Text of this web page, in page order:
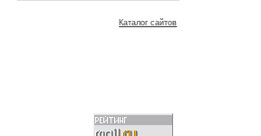
Каталог сайтов